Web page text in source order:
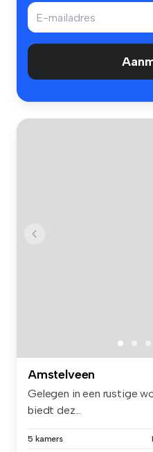
Amstelveen
Gelegen in een rustige
biedt dez...
5 kamers